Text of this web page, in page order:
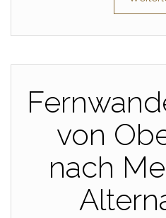
von
nach